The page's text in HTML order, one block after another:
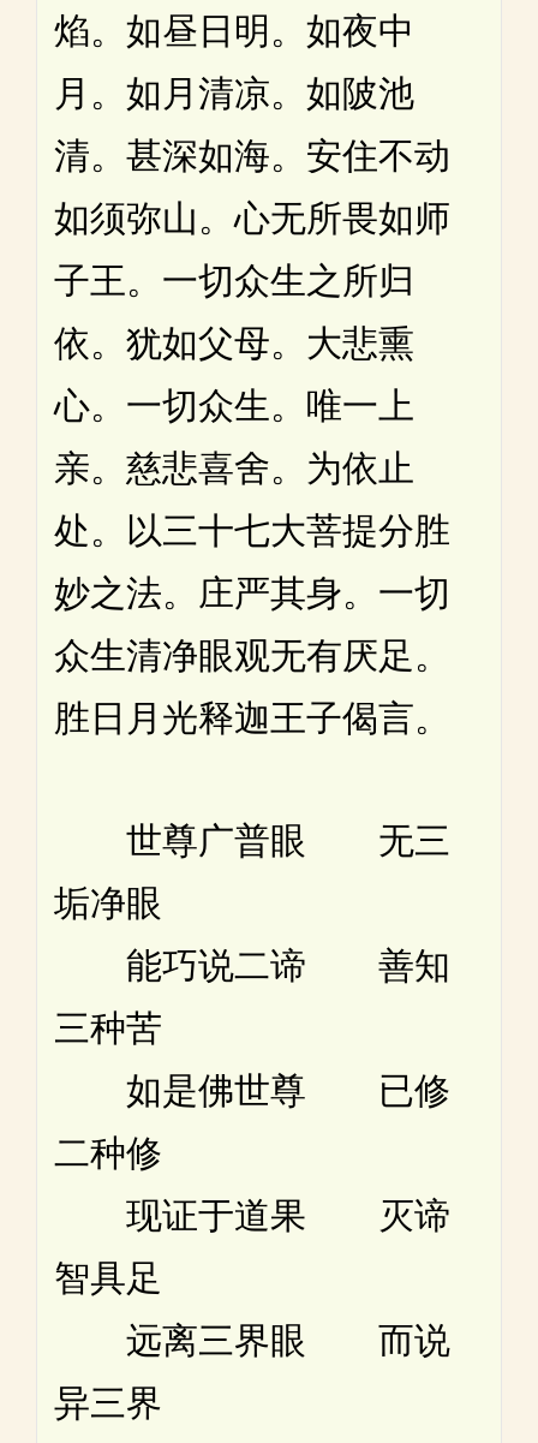
焰。如昼日明。如夜中
月。如月清凉。如陂池
清。甚深如海。安住不动
如须弥山。心无所畏如师
子王。一切众生之所归
依。犹如父母。大悲熏
心。一切众生。唯一上
亲。慈悲喜舍。为依止
处。以三十七大菩提分胜
妙之法。庄严其身。一切
众生清净眼观无有厌足。
胜日月光释迦王子偈言。
世尊广普眼 无三
垢净眼
能巧说二谛 善知
三种苦
如是佛世尊 已修
二种修
现证于道果 灭谛
智具足
远离三界眼 而说
异三界